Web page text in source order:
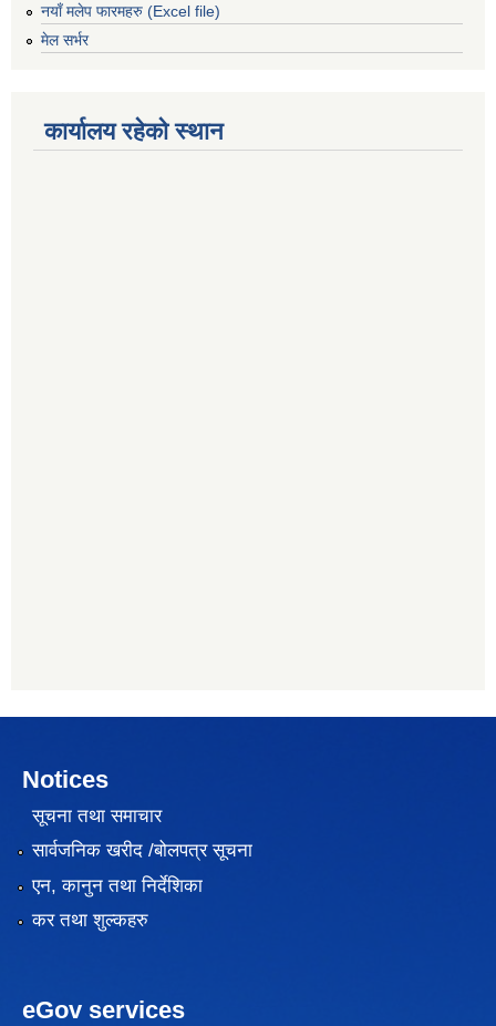
नयाँ मलेप फारमहरु (Excel file)
मेल सर्भर
कार्यालय रहेको स्थान
Notices
सूचना तथा समाचार
सार्वजनिक खरीद /बोलपत्र सूचना
एन, कानुन तथा निर्देशिका
कर तथा शुल्कहरु
eGov services